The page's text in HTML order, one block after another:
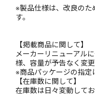
※製品仕様は、改良のた
す。
【掲載商品に関して】
メーカーリニューアル
様、容量が予告なく変
※商品パッケージの指定
【在庫数に関して】
在庫数は日々変動してお